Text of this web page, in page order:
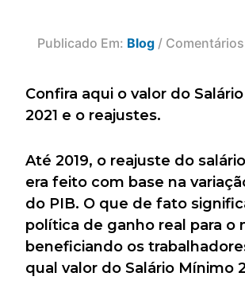
Publicado Em: Blog /
Confira aqui o valor do
2021 e o reajustes.
Até 2019, o reajuste do
era feito com base na
do PIB. O que de fato
política de ganho real para o
beneficiando os
qual valor do Salário Mínimo